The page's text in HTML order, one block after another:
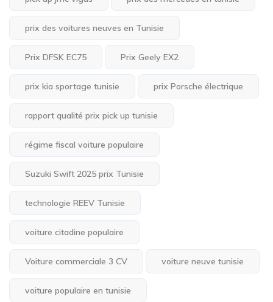
prix des voitures neuves en Tunisie
Prix DFSK EC75 Prix Geely EX2
prix kia sportage tunisie prix Porsche électrique
rapport qualité prix pick up tunisie
régime fiscal voiture populaire
Suzuki Swift 2025 prix Tunisie
technologie REEV Tunisie
voiture citadine populaire
Voiture commerciale 3 CV voiture neuve tunisie
voiture populaire en tunisie